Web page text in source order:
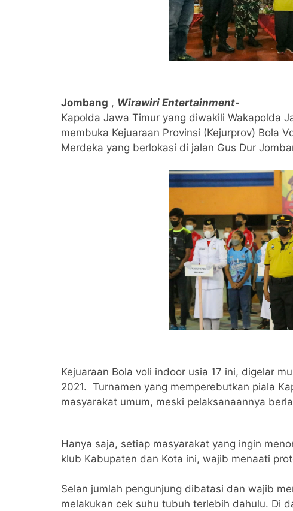
Jombang , Wirawiri Entertainment-
Kapolda Jawa Timur yang diwakili Wakapolda
membuka Kejuaraan Provinsi (Kejurprov) Bola
Merdeka yang berlokasi di jalan Gus Dur
Kejuaraan Bola voli indoor usia 17 ini, digelar
2021. Turnamen yang memperebutkan piala
masyarakat umum, meski pelaksanaannya
Hanya saja, setiap masyarakat yang ingin
klub Kabupaten dan Kota ini, wajib menaati
Selan jumlah pengunjung dibatasi dan wajib
melakukan cek suhu tubuh terlebih dahulu. Di